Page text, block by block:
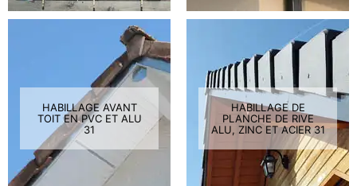
HABILLAGE AVANT
TOIT EN PVC ET ALU
31
HABILLAGE DE
PLANCHE DE RIVE
ALU, ZINC ET ACIER 31